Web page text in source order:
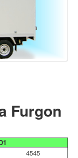
Furgon
4545